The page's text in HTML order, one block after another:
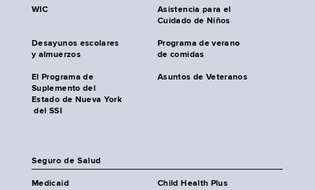
WIC
Asistencia para el
Cuidado de Niños
Desayunos escolares
y almuerzos
Programa de verano
de comidas
El Programa de
Suplemento del
Estado de Nueva York
del SSI
Asuntos de Veteranos
Seguro de Salud
Medicaid
Child Health Plus